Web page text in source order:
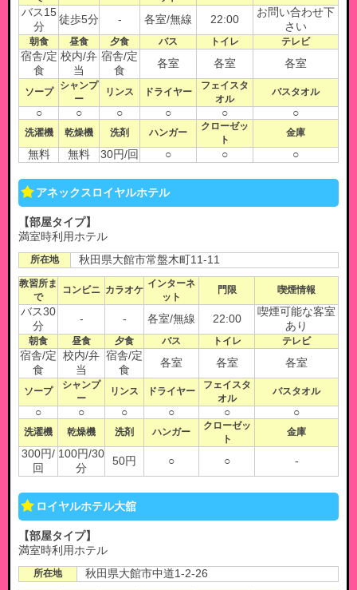
バス15
分
徒歩5分 - 各室/無線 22:00
お問い合わせ下
さい
朝食 昼食 夕食 バス トイレ テレビ
宿舎/定
食
校内/弁
当
宿舎/定
食
各室 各室 各室
ソープ
シャンプ
ー
リンス ドライヤー
フェイスタ
オル
バスタオル
○ ○ ○ ○ ○ ○
洗濯機 乾燥機 洗剤 ハンガー
クローゼッ
ト
金庫
無料 無料 30円/回 ○ ○ ○
アネックスロイヤルホテル
【部屋タイプ】
満室時利用ホテル
所在地 秋田県大館市常盤木町11-11
教習所ま
で
コンビニ カラオケ
インターネ
ット
門限 喫煙情報
バス30
分
- - 各室/無線 22:00
喫煙可能な客室
あり
朝食 昼食 夕食 バス トイレ テレビ
宿舎/定
食
校内/弁
当
宿舎/定
食
各室 各室 各室
ソープ
シャンプ
ー
リンス ドライヤー
フェイスタ
オル
バスタオル
○ ○ ○ ○ ○ ○
洗濯機 乾燥機 洗剤 ハンガー
クローゼッ
ト
金庫
300円/
回
100円/30
分
50円 ○ ○ -
ロイヤルホテル大舘
【部屋タイプ】
満室時利用ホテル
所在地 秋田県大館市中道1-2-26